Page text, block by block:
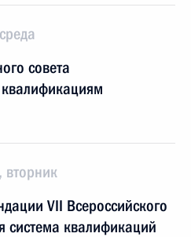
совета
VII Всероссийского
система квалификаций